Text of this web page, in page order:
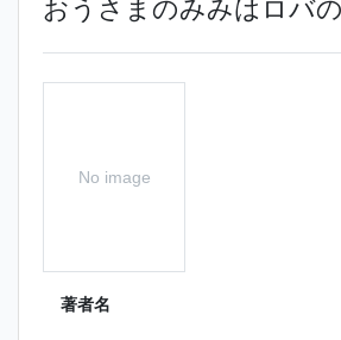
おうさまのみみはロバ
No image
著者名